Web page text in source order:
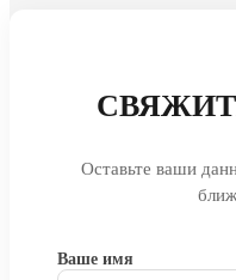
Оставьте ваши
Ваше имя